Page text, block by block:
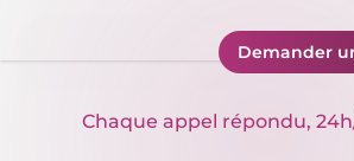
Demander
Chaque appel répondu,